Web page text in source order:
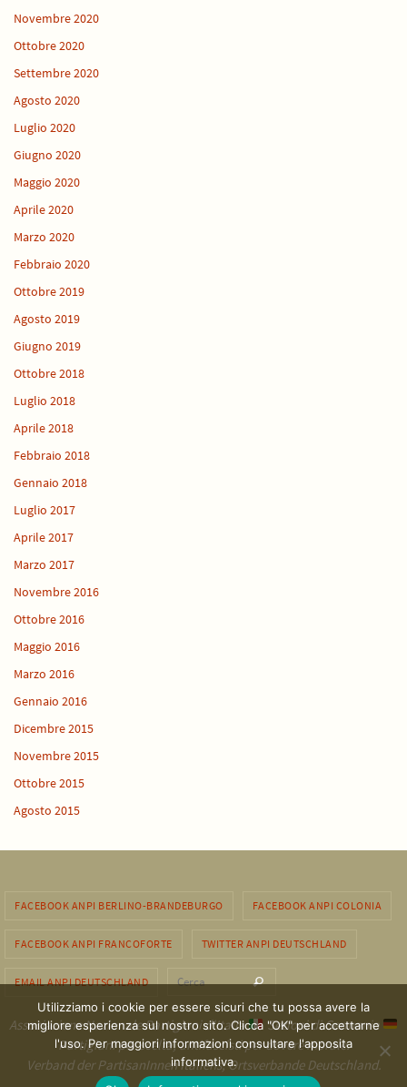
Novembre 2020
Ottobre 2020
Settembre 2020
Agosto 2020
Luglio 2020
Giugno 2020
Maggio 2020
Aprile 2020
Marzo 2020
Febbraio 2020
Ottobre 2019
Agosto 2019
Giugno 2019
Ottobre 2018
Luglio 2018
Aprile 2018
Febbraio 2018
Gennaio 2018
Luglio 2017
Aprile 2017
Marzo 2017
Novembre 2016
Ottobre 2016
Maggio 2016
Marzo 2016
Gennaio 2016
Dicembre 2015
Novembre 2015
Ottobre 2015
Agosto 2015
FACEBOOK ANPI BERLINO-BRANDEBURGO FACEBOOK ANPI COLONIA
FACEBOOK ANPI FRANCOFORTE TWITTER ANPI DEUTSCHLAND
EMAIL ANPI DEUTSCHLAND Cerca per:
Cerca
Associazione Nazionale Partigiani d'Italia
Sezioni di Germania
Partigiani per scelta, antifascisti per dovere morale.
Verband der PartisanInnen Italiens, Ortsverbande Deutschland.
Utilizziamo i cookie per essere sicuri che tu possa avere la
migliore esperienza sul nostro sito. Clicca "OK" per accettarne
l'uso. Per maggiori informazioni consultare l'apposita
informativa.